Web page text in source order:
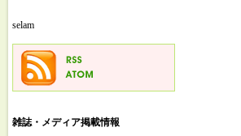
selam
雑誌・メディア掲載情報